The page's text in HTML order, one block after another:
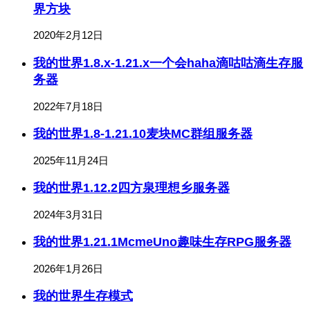
界方块
2020年2月12日
我的世界1.8.x-1.21.x一个会haha滴咕咕滴生存服
务器
2022年7月18日
我的世界1.8-1.21.10麦块MC群组服务器
2025年11月24日
我的世界1.12.2四方泉理想乡服务器
2024年3月31日
我的世界1.21.1McmeUno趣味生存RPG服务器
2026年1月26日
我的世界生存模式